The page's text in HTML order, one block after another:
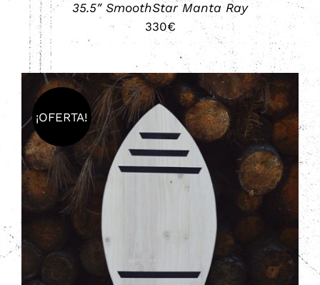
35.5″ SmoothStar Manta Ray
330€
¡OFERTA!
SELECCIONAR OPCIONES
ESTE
PRODUCTO
TIENE
MÚLTIPLES
VARIANTES.
DETALLES